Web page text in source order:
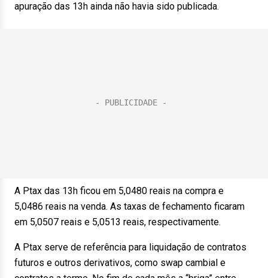
apuração das 13h ainda não havia sido publicada.
A Ptax das 13h ficou em 5,0480 reais na compra e
5,0486 reais na venda. As taxas de fechamento ficaram
em 5,0507 reais e 5,0513 reais, respectivamente.
A Ptax serve de referência para liquidação de contratos
futuros e outros derivativos, como swap cambial e